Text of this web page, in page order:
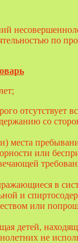
по
отсутствует
со
места
или
в
и
или
детей,
не